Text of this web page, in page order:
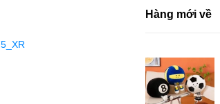
Hàng mới về